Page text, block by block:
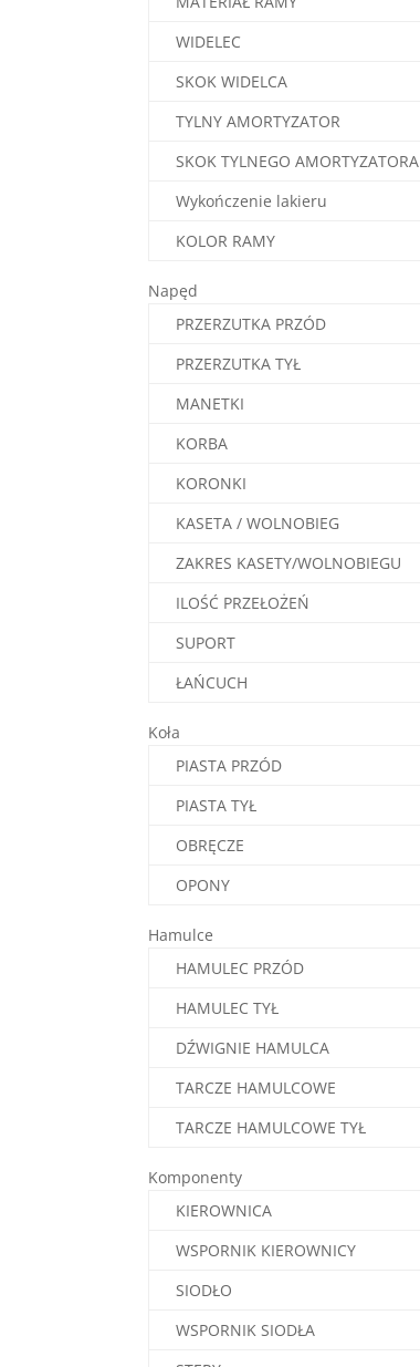
WIDELEC
SKOK WIDELCA
TYLNY AMORTYZATOR
SKOK TYLNEGO AMORTYZATORA
Wykończenie lakieru
KOLOR RAMY
Napęd
PRZERZUTKA PRZÓD
PRZERZUTKA TYŁ
MANETKI
KORBA
KORONKI
KASETA / WOLNOBIEG
ZAKRES KASETY/WOLNOBIEGU
ILOŚĆ PRZEŁOŻEŃ
SUPORT
ŁAŃCUCH
Koła
PIASTA PRZÓD
PIASTA TYŁ
OBRĘCZE
OPONY
Hamulce
HAMULEC PRZÓD
HAMULEC TYŁ
DŹWIGNIE HAMULCA
TARCZE HAMULCOWE
TARCZE HAMULCOWE TYŁ
Komponenty
KIEROWNICA
WSPORNIK KIEROWNICY
SIODŁO
WSPORNIK SIODŁA